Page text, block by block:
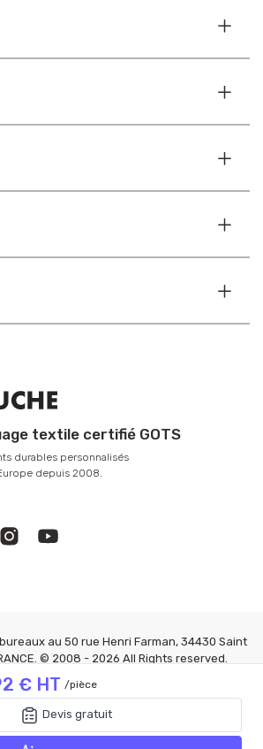
€ HT /pièce
€ HT /pièce
Devis gratuit
textile certifié GOTS
durables personnalisés
depuis 2008.
au 50 rue Henri Farman, 34430 Saint
© 2008 - 2026 All Rights reserved.
MAINGAUCHE®
|Confidentialité|FAQ|Gérer les cookies